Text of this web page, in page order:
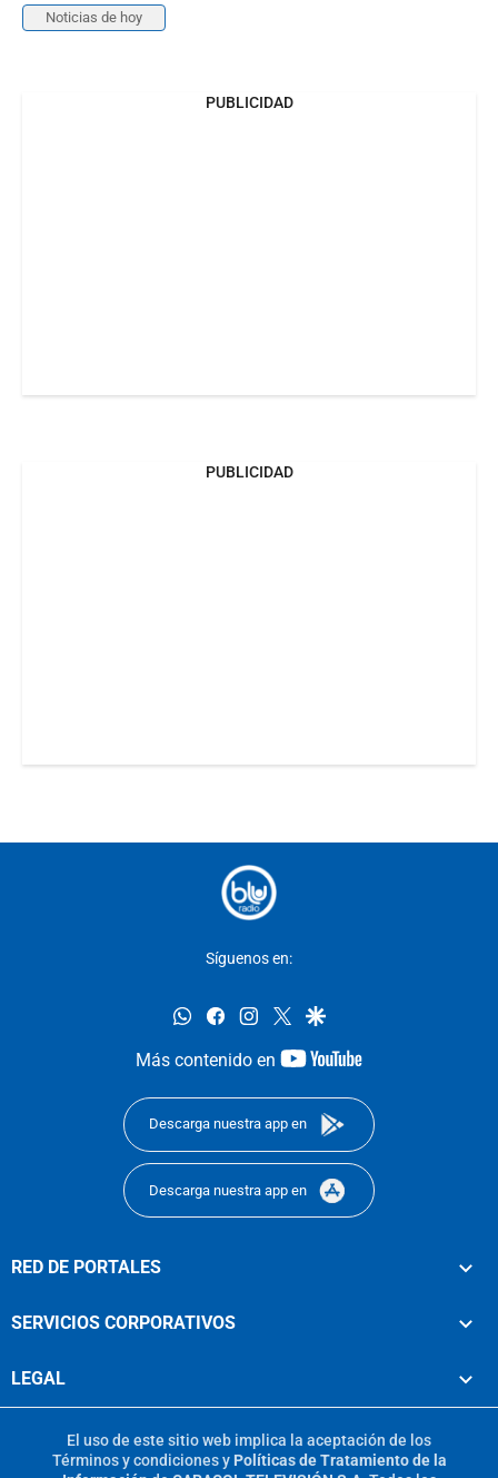
Noticias de hoy
PUBLICIDAD
PUBLICIDAD
Síguenos en:
whatsappfacebookinstagram
twittergoogle
Más contenido en
youtube-
Descarga nuestra app en
Descarga nuestra app en
RED DE PORTALES
SERVICIOS CORPORATIVOS
LEGAL
El uso de este sitio web implica la aceptación de los
Términos y condicionesy Políticas de Tratamiento de la